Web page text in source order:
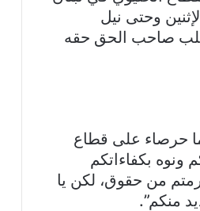
وحتى نيل
سلب صاحب الحق حقه
حرصاء على قطاع
بكفاءاتكم
من حقوق، لكن يا
منكم”.